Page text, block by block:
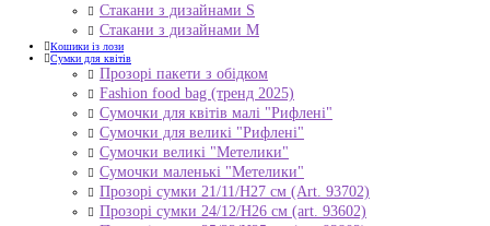
Стакани з дизайнами S
Стакани з дизайнами М
Кошики із лози
Сумки для квітів
Прозорі пакети з обідком
Fashion food bag (тренд 2025)
Сумочки для квітів малі "Рифлені"
Сумочки для великі "Рифлені"
Сумочки великі "Метелики"
Сумочки маленькі "Метелики"
Прозорі сумки 21/11/H27 см (Art. 93702)
Прозорі сумки 24/12/Н26 см (art. 93602)